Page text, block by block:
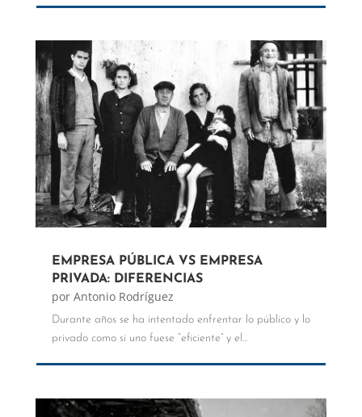
EMPRESA PÚBLICA VS EMPRESA
PRIVADA: DIFERENCIAS
por Antonio Rodríguez
Durante años se ha intentado enfrentar lo público y lo
privado como si uno fuese “eficiente” y el...